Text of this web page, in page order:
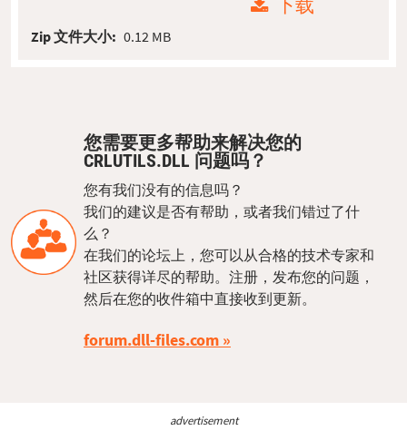
下载
Zip 文件大小: 0.12 MB
您需要更多帮助来解决您的
CRLUTILS.DLL 问题吗？
您有我们没有的信息吗？
我们的建议是否有帮助，或者我们错过了什
么？
在我们的论坛上，您可以从合格的技术专家和
社区获得详尽的帮助。注册，发布您的问题，
然后在您的收件箱中直接收到更新。
forum.dll-files.com
advertisement